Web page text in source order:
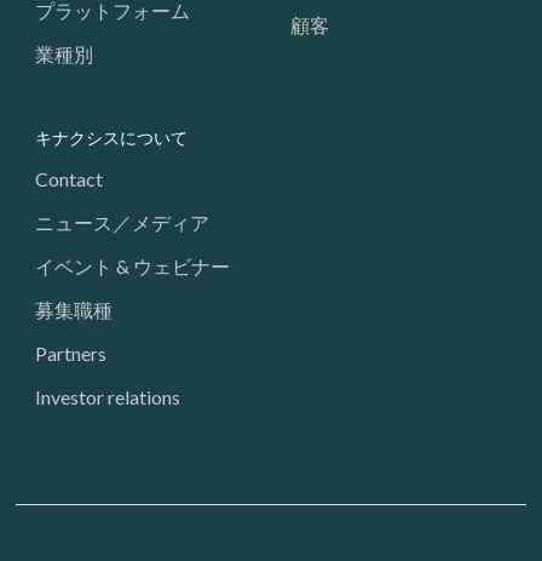
プラットフォーム
業種別
顧客
キナクシスについて
Contact
ニュース／メディア
イベント & ウェビナー
募集職種
Partners
Investor relations